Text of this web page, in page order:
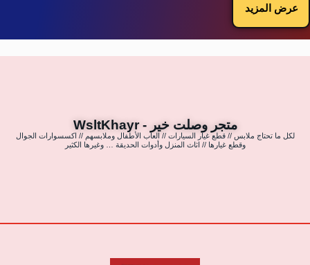
عرض المزيد
متجر وصلت خير - WsltKhayr
لكل ما تحتاج ملابس // قطع غيار السيارات // العاب الأطفال وملابسهم // اكسسوارات الجوال
وقطع غيارها // اثاث المنزل وأدوات الحديقة … وغيرها الكثير